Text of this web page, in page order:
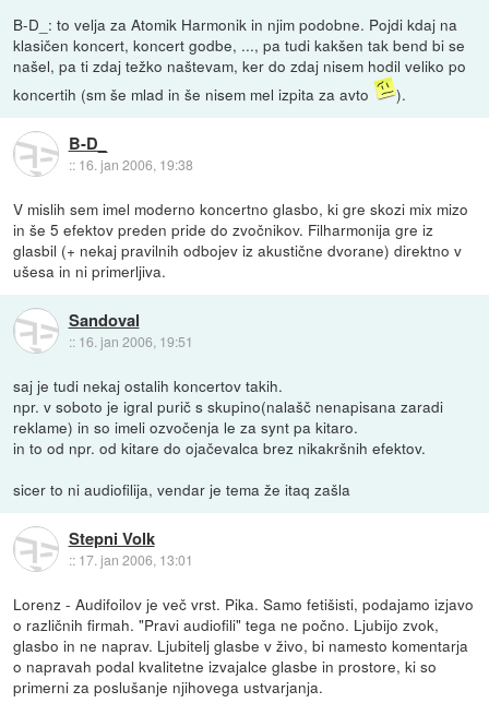
B-D_: to velja za Atomik Harmonik in njim podobne. Pojdi kdaj na
klasičen koncert, koncert godbe, ..., pa tudi kakšen tak bend bi se
našel, pa ti zdaj težko naštevam, ker do zdaj nisem hodil veliko po
koncertih (sm še mlad in še nisem mel izpita za avto
).
B-D_
:: 16. jan 2006, 19:38
V mislih sem imel moderno koncertno glasbo, ki gre skozi mix mizo
in še 5 efektov preden pride do zvočnikov. Filharmonija gre iz
glasbil (+ nekaj pravilnih odbojev iz akustične dvorane) direktno v
ušesa in ni primerljiva.
Sandoval
:: 16. jan 2006, 19:51
saj je tudi nekaj ostalih koncertov takih.
npr. v soboto je igral purič s skupino(nalašč nenapisana zaradi
reklame) in so imeli ozvočenja le za synt pa kitaro.
in to od npr. od kitare do ojačevalca brez nikakršnih efektov.
sicer to ni audiofilija, vendar je tema že itaq zašla
Stepni Volk
:: 17. jan 2006, 13:01
Lorenz - Audifoilov je več vrst. Pika. Samo fetišisti, podajamo izjavo
o različnih firmah. "Pravi audiofili" tega ne počno. Ljubijo zvok,
glasbo in ne naprav. Ljubitelj glasbe v živo, bi namesto komentarja
o napravah podal kvalitetne izvajalce glasbe in prostore, ki so
primerni za poslušanje njihovega ustvarjanja.